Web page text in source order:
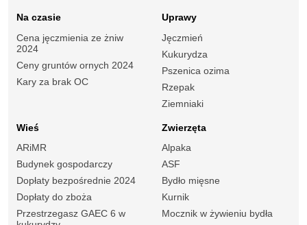
Na czasie
Cena jęczmienia ze żniw
2024
Ceny gruntów ornych 2024
Kary za brak OC
Uprawy
Jęczmień
Kukurydza
Pszenica ozima
Rzepak
Ziemniaki
Wieś
ARiMR
Budynek gospodarczy
Dopłaty bezpośrednie 2024
Dopłaty do zboża
Przestrzegasz GAEC 6 w
Zwierzęta
Alpaka
ASF
Bydło mięsne
Kurnik
Mocznik w żywieniu bydła